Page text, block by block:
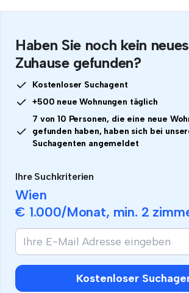
Haben Sie noch kein neues
Zuhause gefunden?
Kostenloser Suchagent
+500 neue Wohnungen täglich
7 von 10 Personen, die eine neue
gefunden haben, haben sich bei
Suchagenten angemeldet
Ihre Suchkriterien
Wien
€ 1.000/Monat, min. 2
Kostenloser